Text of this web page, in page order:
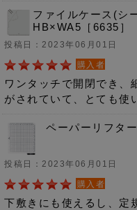
ファイルケース(シ
HB×WA5［6635］
投稿日：2023年06月01日
購入者
ワンタッチで開閉でき、
がされていて、とても使
ペーパーリフタ
投稿日：2023年06月01日
購入者
下敷きにも使えるし、定